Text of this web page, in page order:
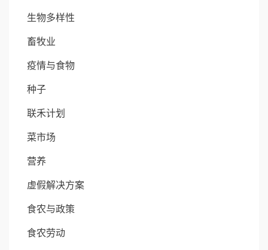
生物多样性
畜牧业
疫情与食物
种子
联禾计划
菜市场
营养
虚假解决方案
食农与政策
食农劳动